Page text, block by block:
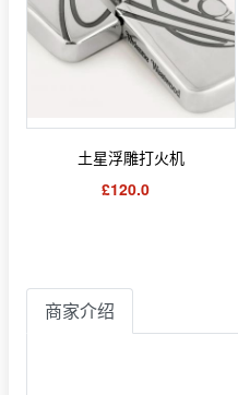
土星浮雕打火机
£120.0
商家介绍